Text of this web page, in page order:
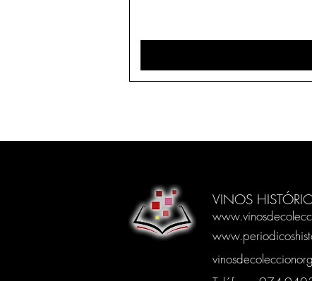
VINOS